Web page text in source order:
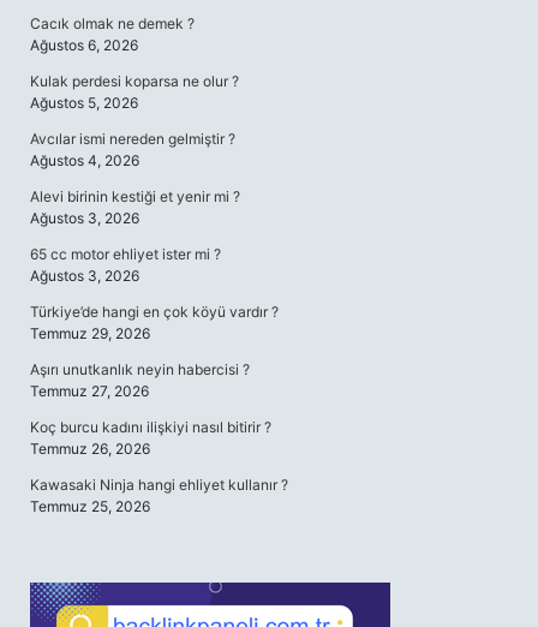
Cacık olmak ne demek ?
Ağustos 6, 2026
Kulak perdesi koparsa ne olur ?
Ağustos 5, 2026
Avcılar ismi nereden gelmiştir ?
Ağustos 4, 2026
Alevi birinin kestiği et yenir mi ?
Ağustos 3, 2026
65 cc motor ehliyet ister mi ?
Ağustos 3, 2026
Türkiye’de hangi en çok köyü vardır ?
Temmuz 29, 2026
Aşırı unutkanlık neyin habercisi ?
Temmuz 27, 2026
Koç burcu kadını ilişkiyi nasıl bitirir ?
Temmuz 26, 2026
Kawasaki Ninja hangi ehliyet kullanır ?
Temmuz 25, 2026